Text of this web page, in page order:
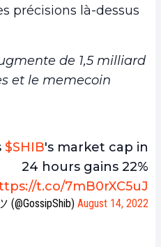
précisions là-dessus
de 1,5 milliard
et le memecoin
$SHIB's market cap in
24 hours gains 22%
t.co/7mB0rXC5uJ
(@GossipShib) August 14, 2022